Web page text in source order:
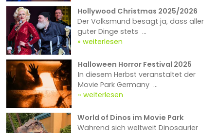
Hollywood Christmas 2025/2026
Der Volksmund besagt ja, dass aller
guter Dinge stets ...
weiterlesen
Halloween Horror Festival 2025
In diesem Herbst veranstaltet der
Movie Park Germany ...
weiterlesen
World of Dinos im Movie Park
Während sich weltweit Dinosaurier